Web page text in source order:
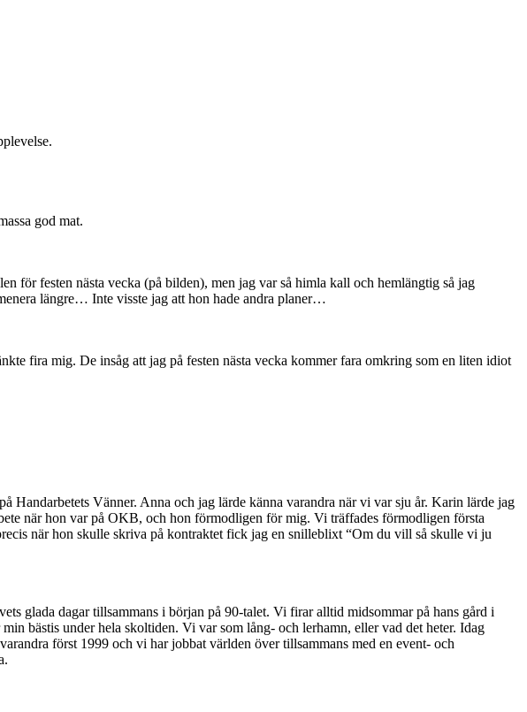
god mat.
för festen nästa vecka (på bilden), men jag var så himla kall och hemlängtig så jag
längre… Inte visste jag att hon hade andra planer…
fira mig. De insåg att jag på festen nästa vecka kommer fara omkring som en liten idiot
Vänner. Anna och jag lärde känna varandra när vi var sju år. Karin lärde jag
när hon var på OKB, och hon förmodligen för mig. Vi träffades förmodligen första
när hon skulle skriva på kontraktet fick jag en snilleblixt “Om du vill så skulle vi ju
glada dagar tillsammans i början på 90-talet. Vi firar alltid midsommar på hans gård i
bästis under hela skoltiden. Vi var som lång- och lerhamn, eller vad det heter. Idag
först 1999 och vi har jobbat världen över tillsammans med en event- och